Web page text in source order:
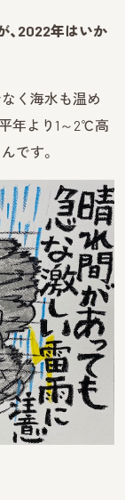
2022年はいか
く海水も温め
年より1～2℃高
です。